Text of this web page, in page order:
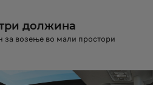
должина
за возење во мали простори